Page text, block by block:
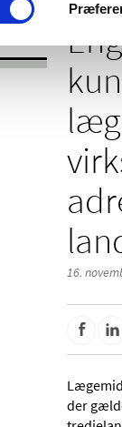
16.
der